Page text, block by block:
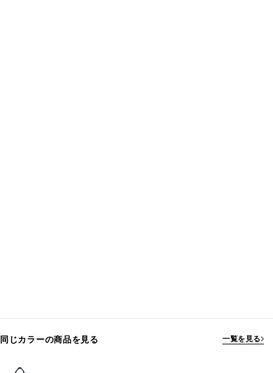
同じカラーの商品を見る 一覧を見る